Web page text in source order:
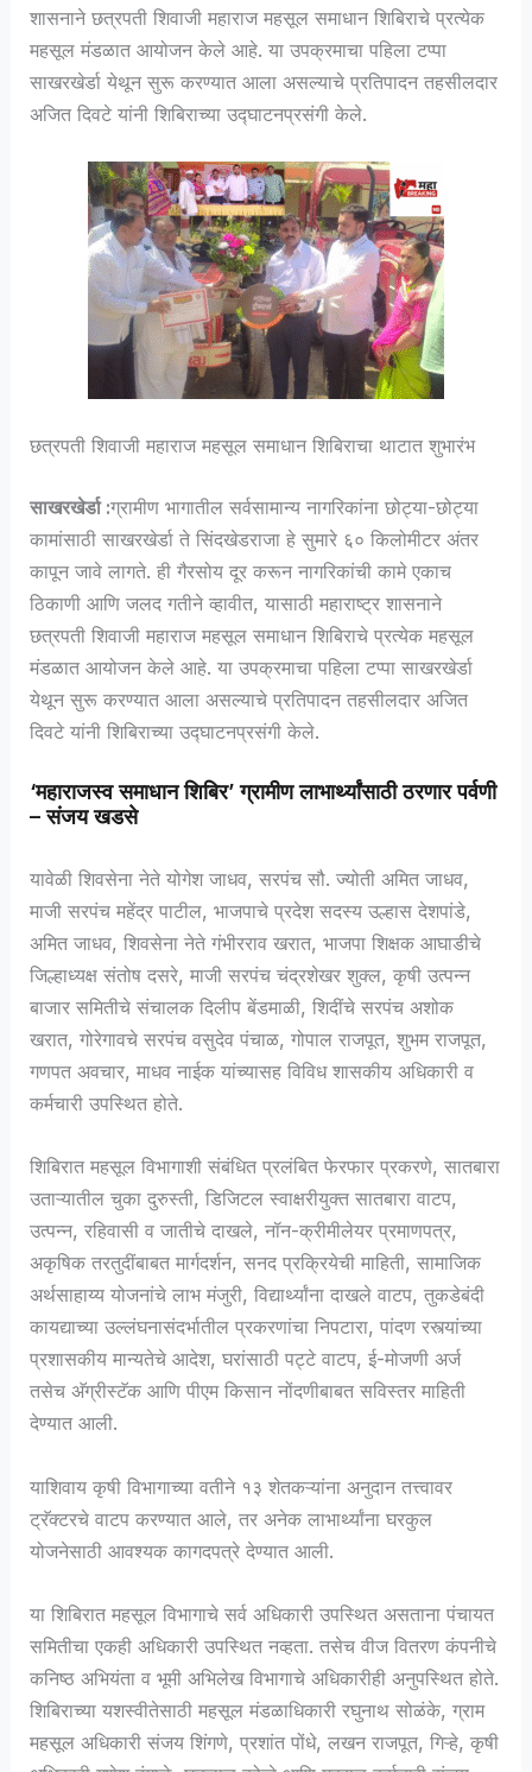
शासनाने छत्रपती शिवाजी महाराज महसूल समाधान शिबिराचे प्रत्येक
महसूल मंडळात आयोजन केले आहे. या उपक्रमाचा पहिला टप्पा
साखरखेर्डा येथून सुरू करण्यात आला असल्याचे प्रतिपादन तहसीलदार
अजित दिवटे यांनी शिबिराच्या उद्घाटनप्रसंगी केले.
छत्रपती शिवाजी महाराज महसूल समाधान शिबिराचा थाटात शुभारंभ
साखरखेर्डा :ग्रामीण भागातील सर्वसामान्य नागरिकांना छोट्या-छोट्या
कामांसाठी साखरखेर्डा ते सिंदखेडराजा हे सुमारे ६० किलोमीटर अंतर
कापून जावे लागते. ही गैरसोय दूर करून नागरिकांची कामे एकाच
ठिकाणी आणि जलद गतीने व्हावीत, यासाठी महाराष्ट्र शासनाने
छत्रपती शिवाजी महाराज महसूल समाधान शिबिराचे प्रत्येक महसूल
मंडळात आयोजन केले आहे. या उपक्रमाचा पहिला टप्पा साखरखेर्डा
येथून सुरू करण्यात आला असल्याचे प्रतिपादन तहसीलदार अजित
दिवटे यांनी शिबिराच्या उद्घाटनप्रसंगी केले.
‘महाराजस्व समाधान शिबिर’ ग्रामीण लाभार्थ्यांसाठी ठरणार पर्वणी
– संजय खडसे
यावेळी शिवसेना नेते योगेश जाधव, सरपंच सौ. ज्योती अमित जाधव,
माजी सरपंच महेंद्र पाटील, भाजपाचे प्रदेश सदस्य उल्हास देशपांडे,
अमित जाधव, शिवसेना नेते गंभीरराव खरात, भाजपा शिक्षक आघाडीचे
जिल्हाध्यक्ष संतोष दसरे, माजी सरपंच चंद्रशेखर शुक्ल, कृषी उत्पन्न
बाजार समितीचे संचालक दिलीप बेंडमाळी, शिदींचे सरपंच अशोक
खरात, गोरेगावचे सरपंच वसुदेव पंचाळ, गोपाल राजपूत, शुभम राजपूत,
गणपत अवचार, माधव नाईक यांच्यासह विविध शासकीय अधिकारी व
कर्मचारी उपस्थित होते.
शिबिरात महसूल विभागाशी संबंधित प्रलंबित फेरफार प्रकरणे, सातबारा
उताऱ्यातील चुका दुरुस्ती, डिजिटल स्वाक्षरीयुक्त सातबारा वाटप,
उत्पन्न, रहिवासी व जातीचे दाखले, नॉन-क्रीमीलेयर प्रमाणपत्र,
अकृषिक तरतुदींबाबत मार्गदर्शन, सनद प्रक्रियेची माहिती, सामाजिक
अर्थसाहाय्य योजनांचे लाभ मंजुरी, विद्यार्थ्यांना दाखले वाटप, तुकडेबंदी
कायद्याच्या उल्लंघनासंदर्भातील प्रकरणांचा निपटारा, पांदण रस्त्यांच्या
प्रशासकीय मान्यतेचे आदेश, घरांसाठी पट्टे वाटप, ई-मोजणी अर्ज
तसेच अ‍ॅग्रीस्टॅक आणि पीएम किसान नोंदणीबाबत सविस्तर माहिती
देण्यात आली.
याशिवाय कृषी विभागाच्या वतीने १३ शेतकऱ्यांना अनुदान तत्त्वावर
ट्रॅक्टरचे वाटप करण्यात आले, तर अनेक लाभार्थ्यांना घरकुल
योजनेसाठी आवश्यक कागदपत्रे देण्यात आली.
या शिबिरात महसूल विभागाचे सर्व अधिकारी उपस्थित असताना पंचायत
समितीचा एकही अधिकारी उपस्थित नव्हता. तसेच वीज वितरण कंपनीचे
कनिष्ठ अभियंता व भूमी अभिलेख विभागाचे अधिकारीही अनुपस्थित होते.
शिबिराच्या यशस्वीतेसाठी महसूल मंडळाधिकारी रघुनाथ सोळंके, ग्राम
महसूल अधिकारी संजय शिंगणे, प्रशांत पोंधे, लखन राजपूत, गिऱ्हे, कृषी